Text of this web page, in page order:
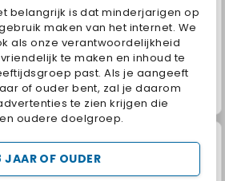
belangrijk is dat minderjarigen op
maken van het internet. We
als onze verantwoordelijkheid
te maken en inhoud te
past. Als je aangeeft
of ouder bent, zal je daarom
te zien krijgen die
oudere doelgroep.
JAAR OF OUDER
Grand Mahjong Connect